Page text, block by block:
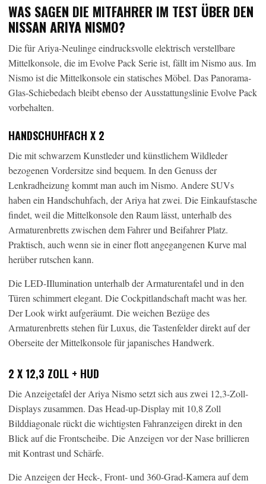
WAS SAGEN DIE MITFAHRER IM TEST ÜBER DEN
NISSAN ARIYA NISMO?
Die für Ariya-Neulinge eindrucksvolle elektrisch verstellbare
Mittelkonsole, die im Evolve Pack Serie ist, fällt im Nismo aus. Im
Nismo ist die Mittelkonsole ein statisches Möbel. Das Panorama-
Glas-Schiebedach bleibt ebenso der Ausstattungslinie Evolve Pack
vorbehalten.
HANDSCHUHFACH X 2
Die mit schwarzem Kunstleder und künstlichem Wildleder
bezogenen Vordersitze sind bequem. In den Genuss der
Lenkradheizung kommt man auch im Nismo. Andere SUVs
haben ein Handschuhfach, der Ariya hat zwei. Die Einkaufstasche
findet, weil die Mittelkonsole den Raum lässt, unterhalb des
Armaturenbretts zwischen dem Fahrer und Beifahrer Platz.
Praktisch, auch wenn sie in einer flott angegangenen Kurve mal
herüber rutschen kann.
Die LED-IIlumination unterhalb der Armaturentafel und in den
Türen schimmert elegant. Die Cockpitlandschaft macht was her.
Der Look wirkt aufgeräumt. Die weichen Bezüge des
Armaturenbretts stehen für Luxus, die Tastenfelder direkt auf der
Oberseite der Mittelkonsole für japanisches Handwerk.
2 X 12,3 ZOLL + HUD
Die Anzeigetafel der Ariya Nismo setzt sich aus zwei 12,3-Zoll-
Displays zusammen. Das Head-up-Display mit 10,8 Zoll
Bilddiagonale rückt die wichtigsten Fahranzeigen direkt in den
Blick auf die Frontscheibe. Die Anzeigen vor der Nase brillieren
mit Kontrast und Schärfe.
Die Anzeigen der Heck-, Front- und 360-Grad-Kamera auf dem